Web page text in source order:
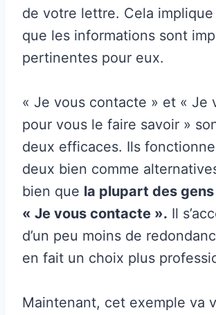
de votre lettre. Cela
que les informations sont
pertinentes pour eux.
« Je vous contacte » et « Je
pour vous le faire savoir »
deux efficaces. Ils
deux bien comme
bien que la plupart des
« Je vous contacte ». Il
d’un peu moins de
en fait un choix plus
Maintenant, cet exemple va